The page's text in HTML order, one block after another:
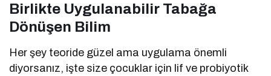
Birlikte Uygulanabilir Tabağa
Dönüşen Bilim
Her şey teoride güzel ama uygulama önemli
diyorsanız, işte size çocuklar için lif ve probiyotik